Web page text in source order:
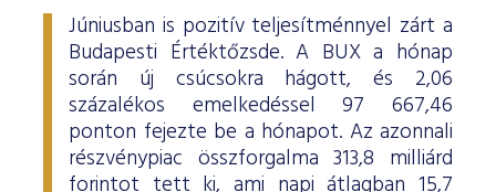
Júniusban is pozitív teljesítménnyel zárt a
Budapesti Értéktőzsde. A BUX a hónap
során új csúcsokra hágott, és 2,06
százalékos emelkedéssel 97 667,46
ponton fejezte be a hónapot. Az azonnali
részvénypiac összforgalma 313,8 milliárd
forintot tett ki, ami napi átlagban 15,7